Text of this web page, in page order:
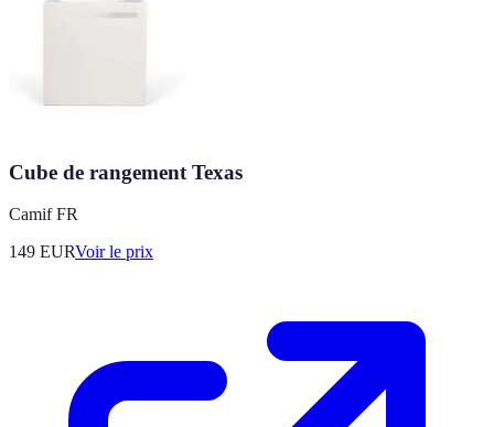
Cube de rangement Texas
Camif FR
149 EURVoir le prix